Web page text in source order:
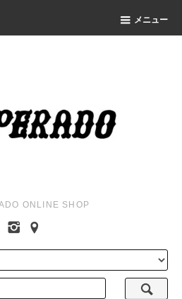
メニュー
ONLINE SHOP